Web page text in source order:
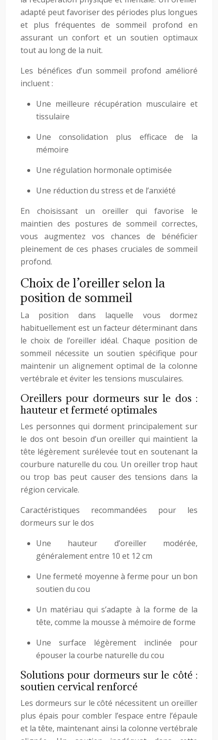
adapté peut favoriser des périodes plus longues
et plus fréquentes de sommeil profond en
assurant un confort et un soutien optimaux
tout au long de la nuit.
Les bénéfices d’un sommeil profond amélioré
incluent :
Une meilleure récupération musculaire et
tissulaire
Une consolidation plus efficace de la
mémoire
Une régulation hormonale optimisée
Une réduction du stress et de l’anxiété
En choisissant un oreiller qui favorise le
maintien des postures de sommeil correctes,
vous augmentez vos chances de bénéficier
pleinement de ces phases cruciales de sommeil
profond.
Choix de l’oreiller selon la
position de sommeil
La position dans laquelle vous dormez
habituellement est un facteur déterminant dans
le choix de l’oreiller idéal. Chaque position de
sommeil nécessite un soutien spécifique pour
maintenir un alignement optimal de la colonne
vertébrale et éviter les tensions musculaires.
Oreillers pour dormeurs sur le dos :
hauteur et fermeté optimales
Les personnes qui dorment principalement sur
le dos ont besoin d’un oreiller qui maintient la
tête légèrement surélevée tout en soutenant la
courbure naturelle du cou. Un oreiller trop haut
ou trop bas peut causer des tensions dans la
région cervicale.
Caractéristiques recommandées pour les
dormeurs sur le dos
Une hauteur d’oreiller modérée,
généralement entre 10 et 12 cm
Une fermeté moyenne à ferme pour un bon
soutien du cou
Un matériau qui s’adapte à la forme de la
tête, comme la mousse à mémoire de forme
Une surface légèrement inclinée pour
épouser la courbe naturelle du cou
Solutions pour dormeurs sur le côté :
soutien cervical renforcé
Les dormeurs sur le côté nécessitent un oreiller
plus épais pour combler l’espace entre l’épaule
et la tête, maintenant ainsi la colonne vertébrale